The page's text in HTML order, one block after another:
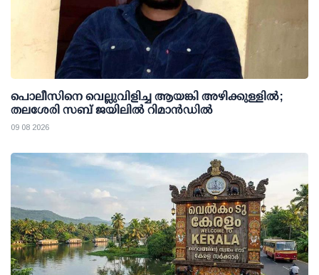
പൊലീസിനെ വെല്ലുവിളിച്ച ആയങ്കി അഴിക്കുള്ളില്‍;
തലശേരി സബ് ജയിലില്‍ റിമാന്‍ഡില്‍
09 08 2026